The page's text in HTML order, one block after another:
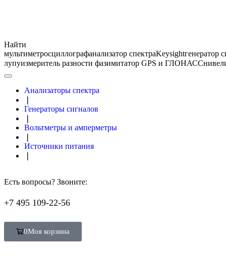
Найти
мультиметросциллографанализатор спектраKeysightгенератор
лупуизмеритель разности фазимитатор GPS и ГЛОНАСС
Анализаторы спектра
Генераторы сигналов
Вольтметры и амперметры
Источники питания
Есть вопросы? Звоните:
+7 495 109-22-56
0Моя корзина